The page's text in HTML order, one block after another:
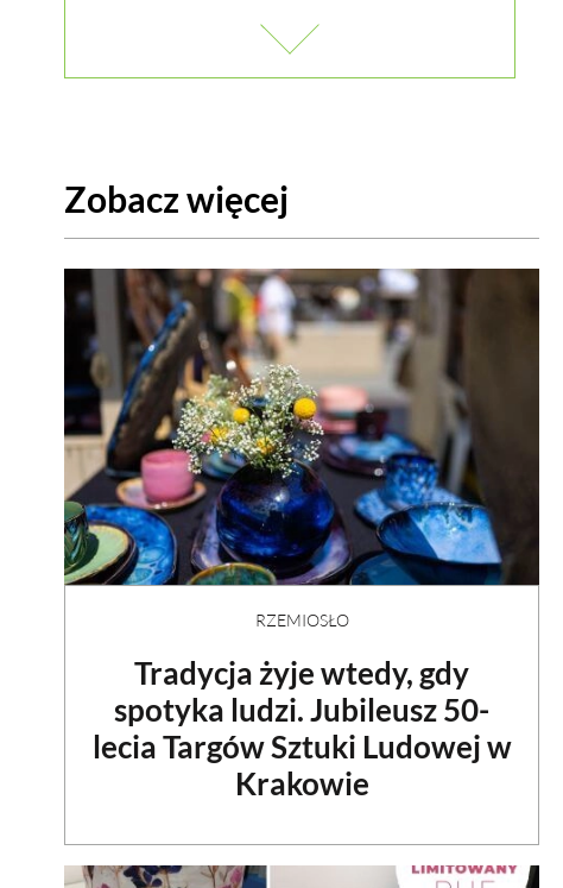
Zobacz więcej
RZEMIOSŁO
Tradycja żyje wtedy, gdy
spotyka ludzi. Jubileusz 50-
lecia Targów Sztuki Ludowej w
Krakowie